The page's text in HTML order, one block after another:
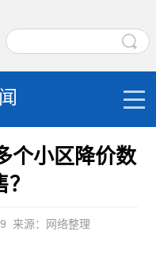
个小区降价数
来源：网络整理